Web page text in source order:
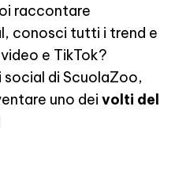
raccontare
conosci tutti i trend e
e TikTok?
di ScuolaZoo,
uno dei volti del